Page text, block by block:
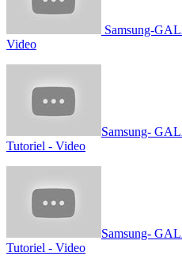
Samsung-
Video
Samsung-
Tutoriel - Video
Samsung-
Tutoriel - Video